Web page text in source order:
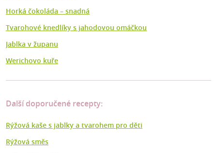
Horká čokoláda – snadná
Tvarohové knedlíky s jahodovou omáčkou
Jablka v županu
Werichovo kuře
Další doporučené recepty:
Rýžová kaše s jablky a tvarohem pro děti
Rýžová směs